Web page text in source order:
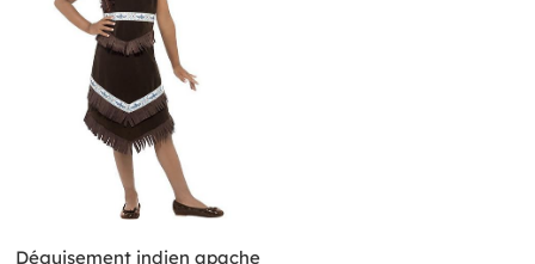
Déguisement indien apache